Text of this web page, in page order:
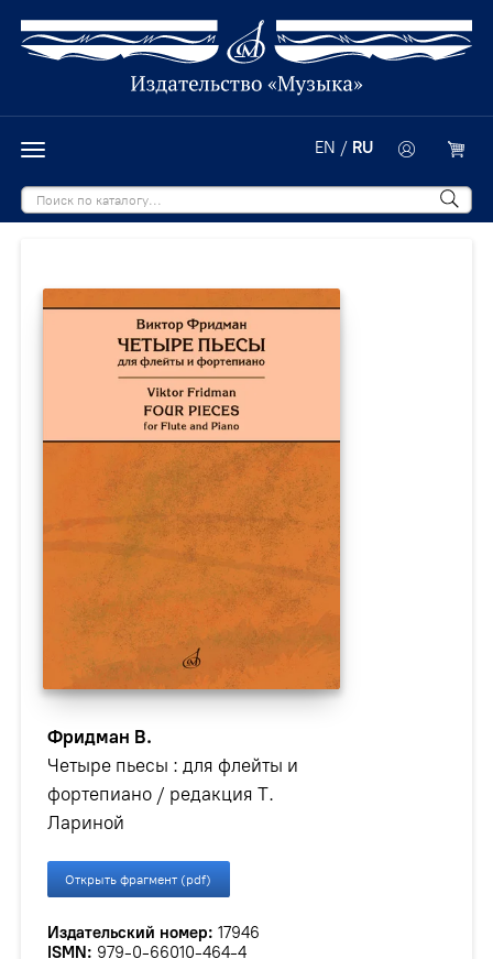
EN / RU
Фридман В.
Четыре пьесы : для флейты и
фортепиано / редакция Т.
Лариной
Открыть фрагмент (pdf)
Издательский номер: 17946
ISMN: 979-0-66010-464-4